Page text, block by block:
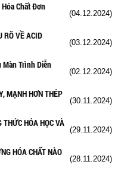
Chất Đơn
(04.12.2024)
RÕ VỀ ACID
(03.12.2024)
Màn Trình Diễn
(02.12.2024)
MẠNH HƠN THÉP
(30.11.2024)
HÓA HỌC VÀ
(29.11.2024)
HÓA CHẤT NÀO
(28.11.2024)